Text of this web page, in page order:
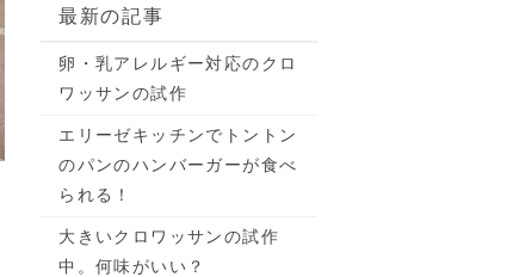
最新の記事
卵・乳アレルギー対応のクロ
ワッサンの試作
エリーゼキッチンでトントン
のパンのハンバーガーが食べ
られる！
大きいクロワッサンの試作
中。何味がいい？